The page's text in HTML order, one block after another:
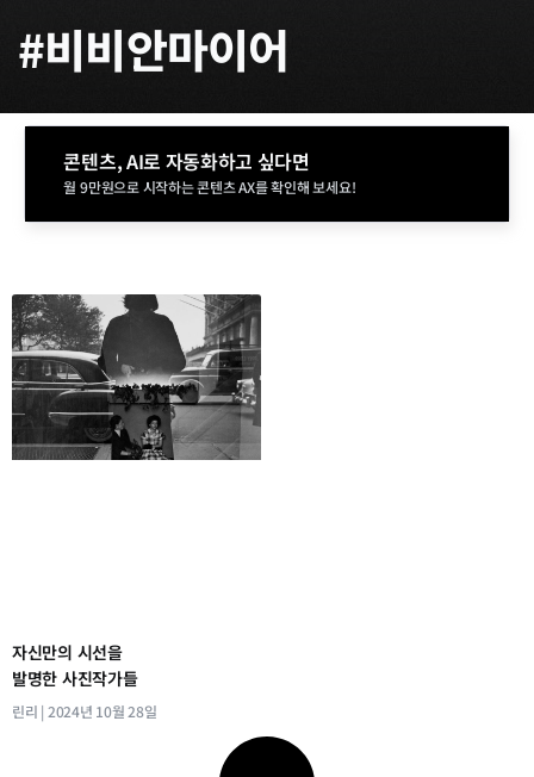
#비비안마이어
콘텐츠, AI로 자동화하고 싶다면
월 9만원으로 시작하는 콘텐츠 AX를 확인해 보세요!
자신만의 시선을
발명한 사진작가들
린리 2024년 10월 28일